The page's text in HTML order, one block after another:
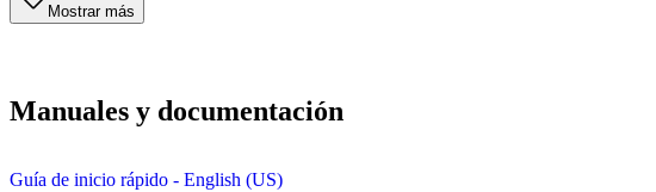
Mostrar más
Manuales y documentación
Guía de inicio rápido - English (US)